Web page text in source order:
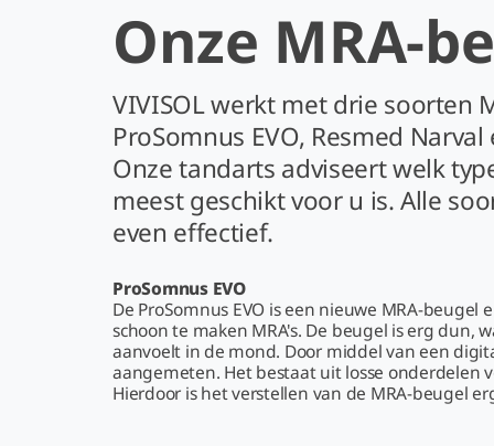
Onze MRA-
VIVISOL werkt met drie soorten
ProSomnus EVO, Resmed
Onze tandarts adviseert welk
meest geschikt voor u is. Alle
even effectief.
ProSomnus EVO
De ProSomnus EVO is een nieuwe MRA-beugel
schoon te maken MRA's. De beugel is erg dun,
aanvoelt in de mond. Door middel van een
aangemeten. Het bestaat uit losse onderdelen
Hierdoor is het verstellen van de MRA-beugel